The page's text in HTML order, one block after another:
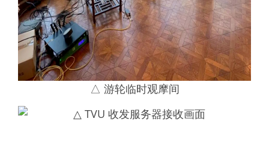
△ 游轮临时观摩间